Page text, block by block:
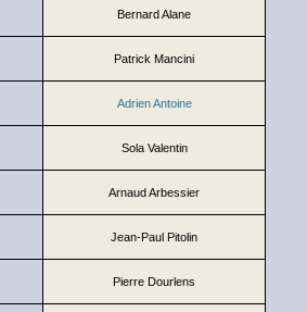
Bernard Alane
Patrick Mancini
Adrien Antoine
Sola Valentin
Arnaud Arbessier
Jean-Paul Pitolin
Pierre Dourlens